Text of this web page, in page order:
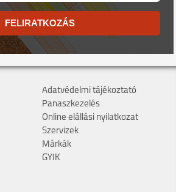
FELIRATKOZÁS
Adatvédelmi tájékoztató
Panaszkezelés
Online elállási nyilatkozat
Szervizek
Márkák
GYIK